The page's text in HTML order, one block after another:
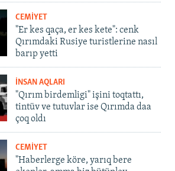
CEMİYET
"Er kes qaça, er kes kete": cenk
Qırımdaki Rusiye turistlerine nasıl
barıp yetti
İNSAN AQLARI
"Qırım birdemligi" işini toqtattı,
tintüv ve tutuvlar ise Qırımda daa
çoq oldı
CEMİYET
"Haberlerge köre, yarıq bere